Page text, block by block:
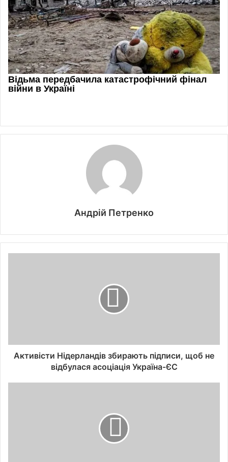
Андрій Петренко
Активісти Нідерландів збирають підписи, щоб не
відбулася асоціація Україна-ЄС